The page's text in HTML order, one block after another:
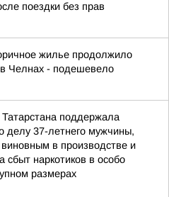
поездки без прав
жилье продолжило
Челнах - подешевело
Татарстана поддержала
делу 37-летнего мужчины,
виновным в производстве и
сбыт наркотиков в особо
размерах